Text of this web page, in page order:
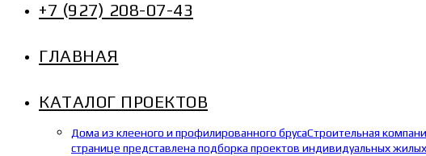
+7 (927) 208-07-43
ГЛАВНАЯ
КАТАЛОГ ПРОЕКТОВ
Дома из клееного и профилированного брусаСтроительная
странице представлена подборка проектов индивидуальных